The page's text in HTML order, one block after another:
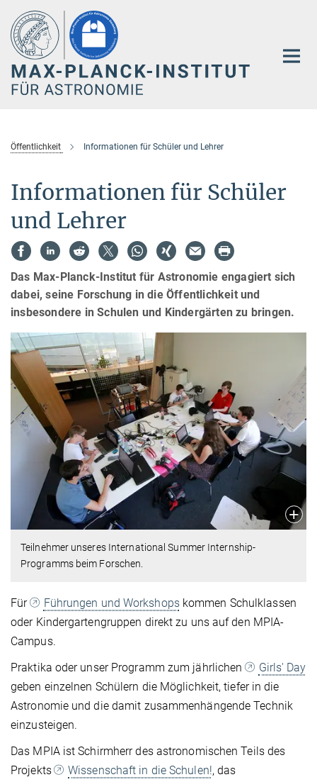
Hauptinhalt
Öffentlichkeit Informationen für Schüler und Lehrer
Informationen für Schüler
und Lehrer
Das Max-Planck-Institut für Astronomie engagiert sich
dabei, seine Forschung in die Öffentlichkeit und
insbesondere in Schulen und Kindergärten zu bringen.
Teilnehmer unseres International Summer Internship-
Programms beim Forschen.
Für Führungen und Workshopskommen Schulklassen
oder Kindergartengruppen direkt zu uns auf den MPIA-
Campus.
Praktika oder unser Programm zum jährlichen
Girls' Day
geben einzelnen Schülern die Möglichkeit, tiefer in die
Astronomie und die damit zusammenhängende Technik
einzusteigen.
Das MPIA ist Schirmherr des astronomischen Teils des
Projekts
Wissenschaft in die Schulen!, das